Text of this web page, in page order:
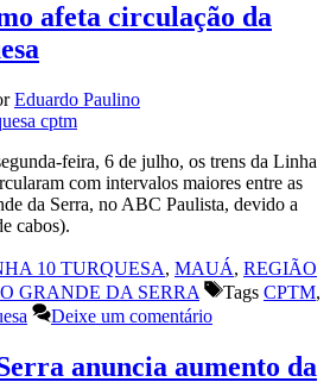
afeta circulação da
Eduardo Paulino
feira, 6 de julho, os trens da Linha
com intervalos maiores entre as
da Serra, no ABC Paulista, devido a
cabos).
10 TURQUESA, MAUÁ, REGIÃO
GRANDE DA SERRA Tags CPTM,
Deixe um comentário
anuncia aumento da